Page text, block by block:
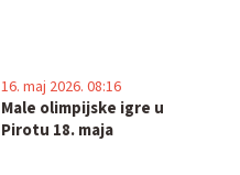
Male olimpijske igre u
Pirotu 18. maja
16. maj 2026. 08:16